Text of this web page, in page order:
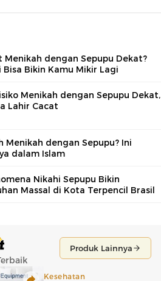
Menikah dengan Sepupu Dekat?
Bisa Bikin Kamu Mikir Lagi
Menikah dengan Sepupu Dekat,
Lahir Cacat
Menikah dengan Sepupu? Ini
dalam Islam
Nikahi Sepupu Bikin
Massal di Kota Terpencil Brasil